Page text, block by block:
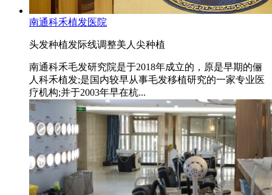
南通科禾植发医院
头发种植发际线调整美人尖种植
南通科禾毛发研究院是于2018年成立的，原是早期的俪
人科禾植发;是国内较早从事毛发移植研究的一家专业医
疗机构;并于2003年早在杭...